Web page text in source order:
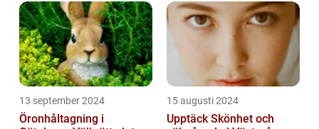
13 september 2024
Öronhåltagning i
15 augusti 2024
Upptäck Skönhet och